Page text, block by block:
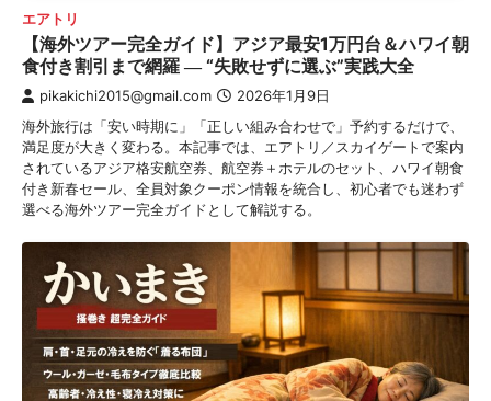
エアトリ
【海外ツアー完全ガイド】アジア最安1万円台＆ハワイ朝
食付き割引まで網羅 ― “失敗せずに選ぶ”実践大全
pikakichi2015@gmail.com 2026年1月9日
海外旅行は「安い時期に」「正しい組み合わせで」予約するだけで、
満足度が大きく変わる。本記事では、エアトリ／スカイゲートで案内
されているアジア格安航空券、航空券＋ホテルのセット、ハワイ朝食
付き新春セール、全員対象クーポン情報を統合し、初心者でも迷わず
選べる海外ツアー完全ガイドとして解説する。